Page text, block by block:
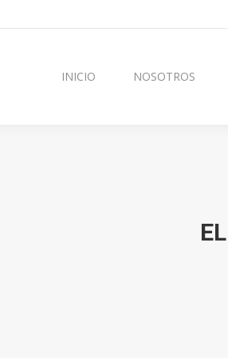
INICIO NOSOTROS
NOSOTROS CURSOS Y